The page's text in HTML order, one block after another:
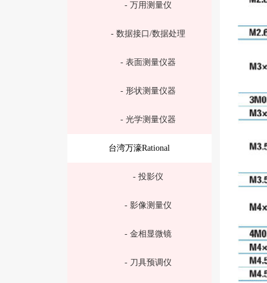
- 万用测量仪
- 数据接口/数据处理
- 表面测量仪器
- 形状测量仪器
- 光学测量仪器
台湾万濠Rational
- 投影仪
- 影像测量仪
- 金相显微镜
- 刀具预调仪